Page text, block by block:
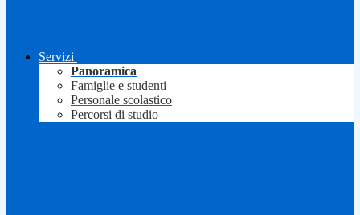
Servizi
Panoramica
Famiglie e studenti
Personale scolastico
Percorsi di studio